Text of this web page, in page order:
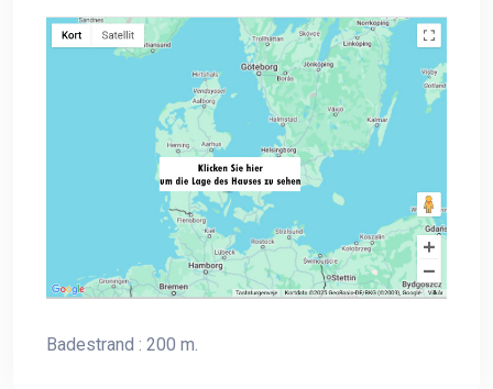
Badestrand : 200 m.